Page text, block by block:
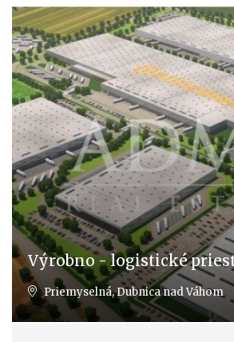
Výrobno - logistické
Priemyselná, Dubnica nad Váhom